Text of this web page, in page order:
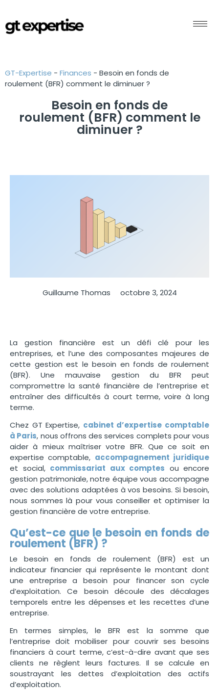
GT-Expertise - Finances - Besoin en fonds de
roulement (BFR) comment le diminuer ?
Besoin en fonds de
roulement (BFR) comment le
diminuer ?
Guillaume Thomas octobre 3, 2024
La gestion financière est un défi clé pour les
entreprises, et l’une des composantes majeures de
cette gestion est le besoin en fonds de roulement
(BFR). Une mauvaise gestion du BFR peut
compromettre la santé financière de l’entreprise et
entraîner des difficultés à court terme, voire à long
terme.
Chez GT Expertise, cabinet d’expertise comptable
à Paris, nous offrons des services complets pour vous
aider à mieux maîtriser votre BFR. Que ce soit en
expertise comptable, accompagnement juridique
et social, commissariat aux comptes ou encore
gestion patrimoniale, notre équipe vous accompagne
avec des solutions adaptées à vos besoins. Si besoin,
nous sommes là pour vous conseiller et optimiser la
gestion financière de votre entreprise.
Qu’est-ce que le besoin en fonds de
roulement (BFR) ?
Le besoin en fonds de roulement (BFR) est un
indicateur financierqui représente le montant dont
une entreprise a besoin pour financer son cycle
d’exploitation. Ce besoin découle des décalages
temporels entre les dépenses et les recettes d’une
entreprise.
En termes simples, le BFR est la somme que
l’entreprise doitmobiliser pour couvrirsesbesoins
financiers à court terme, c’est-à-dire avant que ses
clients ne règlent leurs factures. Il se calcule en
soustrayant les dettes d’exploitation des actifs
d’exploitation.